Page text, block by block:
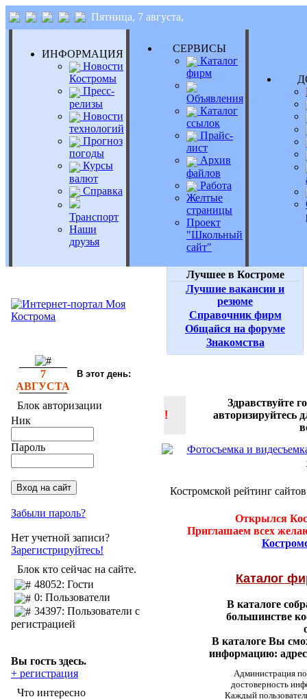
Пятница, 7 августа,
ИНФОРМАЦИЯ
Новости
Костромы
Пресс-
релизы
Новости
технологий
Прогноз
погоды
Курсы
валют
Справка
Транспорт
Наши
друзья
СЕРВИСЫ
Каталог
фирм
Объявления
Каталог
ссылок
Прайс-
лист
Архив
файлов
Работа
Желтые
страницы
Проект
"Школьный
сайт"
Лучшее в Костроме
Лучшие вакансии и
резюме
Справочник фирм
Общайся на форуме
Знакомства
7
АВГУСТА
В этот день:
Блок авторизации
Ник
Пароль
Забыли пароль?
Нет учетной записи?
Зарегистрируйтесь!
Блок кто сейчас на сайте.
48052: Гости
0: Пользователи
34397: Пользователи с
регистрацией
Вы гость здесь.
+ регистрация
Что интересно
!
Здравствуйте
авторизируйтесь
Костромской рейтинг сайтов
Открылся
Приглашаем всех
Каталог
В каталоге
большинстве
В каталоге Вы
информацию:
Администрация
достоверность
Каждый